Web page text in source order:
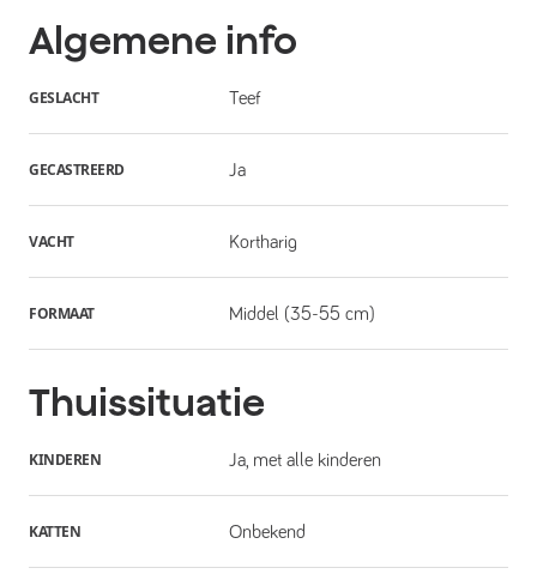
Algemene info
GESLACHT Teef
GECASTREERD Ja
VACHT Kortharig
FORMAAT Middel (35-55 cm)
Thuissituatie
KINDEREN Ja, met alle kinderen
KATTEN Onbekend